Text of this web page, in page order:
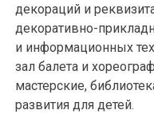
декораций и
декоративно-
и информационных
зал балета и
мастерские,
развития для детей.